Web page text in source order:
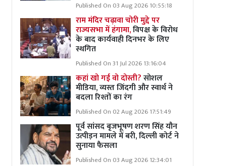
Published On 03 Aug 2026 10:55:18
राम मंदिर चढ़ावा चोरी मुद्दे पर
राज्यसभा में हंगामा,विपक्ष के विरोध
के बाद कार्यवाही दिनभर के लिए
स्थगित
Published On 31 Jul 2026 13:16:04
कहां खो गई वो दोस्ती?सोशल
मीडिया, व्यस्त जिंदगी और स्वार्थ ने
बदला रिश्तों का रंग
Published On 02 Aug 2026 17:51:49
पूर्व सांसद बृजभूषण शरण सिंह यौन
उत्पीड़न मामले में बरी, दिल्ली कोर्ट ने
सुनाया फैसला
Published On 03 Aug 2026 12:34:01